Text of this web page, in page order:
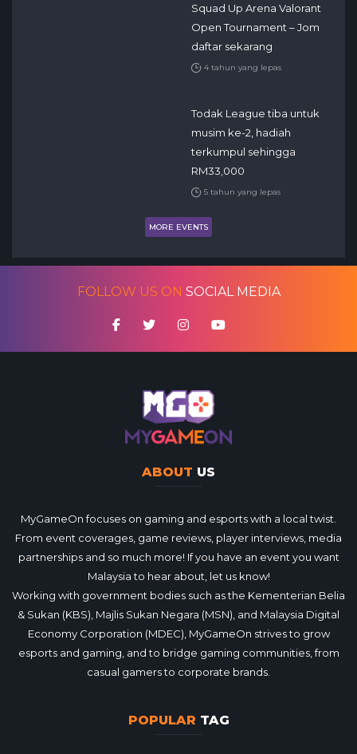
Squad Up Arena Valorant
Open Tournament – Jom
daftar sekarang
4 tahun yang lepas
Todak League tiba untuk
musim ke-2, hadiah
terkumpul sehingga
RM33,000
5 tahun yang lepas
MORE EVENTS
FOLLOW US ON SOCIAL MEDIA
ABOUT US
MyGameOn focuses on gaming and esports with a local twist.
From event coverages, game reviews, player interviews, media
partnerships and so much more! If you have an event you want
Malaysia to hear about, let us know!
Working with government bodies such as the Kementerian Belia
& Sukan (KBS), Majlis Sukan Negara (MSN), and Malaysia Digital
Economy Corporation (MDEC), MyGameOn strives to grow
esports and gaming, and to bridge gaming communities, from
casual gamers to corporate brands.
POPULAR TAG